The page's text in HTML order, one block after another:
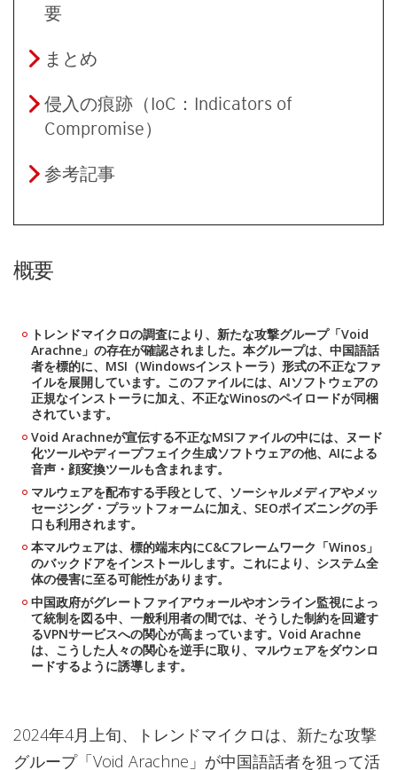
要
まとめ
侵入の痕跡（IoC：Indicators of
Compromise）
参考記事
概要
トレンドマイクロの調査により、新たな攻撃グループ「Void
Arachne」の存在が確認されました。本グループは、中国語話
者を標的に、MSI（Windowsインストーラ）形式の不正なファ
イルを展開しています。このファイルには、AIソフトウェアの
正規なインストーラに加え、不正なWinosのペイロードが同梱
されています。
Void Arachneが宣伝する不正なMSIファイルの中には、ヌード
化ツールやディープフェイク生成ソフトウェアの他、AIによる
音声・顔変換ツールも含まれます。
マルウェアを配布する手段として、ソーシャルメディアやメッ
セージング・プラットフォームに加え、SEOポイズニングの手
口も利用されます。
本マルウェアは、標的端末内にC&Cフレームワーク「Winos」
のバックドアをインストールします。これにより、システム全
体の侵害に至る可能性があります。
中国政府がグレートファイアウォールやオンライン監視によっ
て統制を図る中、一般利用者の間では、そうした制約を回避す
るVPNサービスへの関心が高まっています。Void Arachne
は、こうした人々の関心を逆手に取り、マルウェアをダウンロ
ードするように誘導します。
2024年4月上旬、トレンドマイクロは、新たな攻撃
グループ「Void Arachne」が中国語話者を狙って活